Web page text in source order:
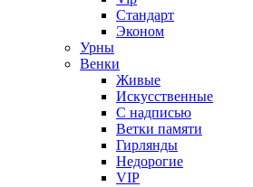
Стандарт
Эконом
Урны
Венки
Живые
Искусственные
С надписью
Ветки памяти
Гирлянды
Недорогие
VIP